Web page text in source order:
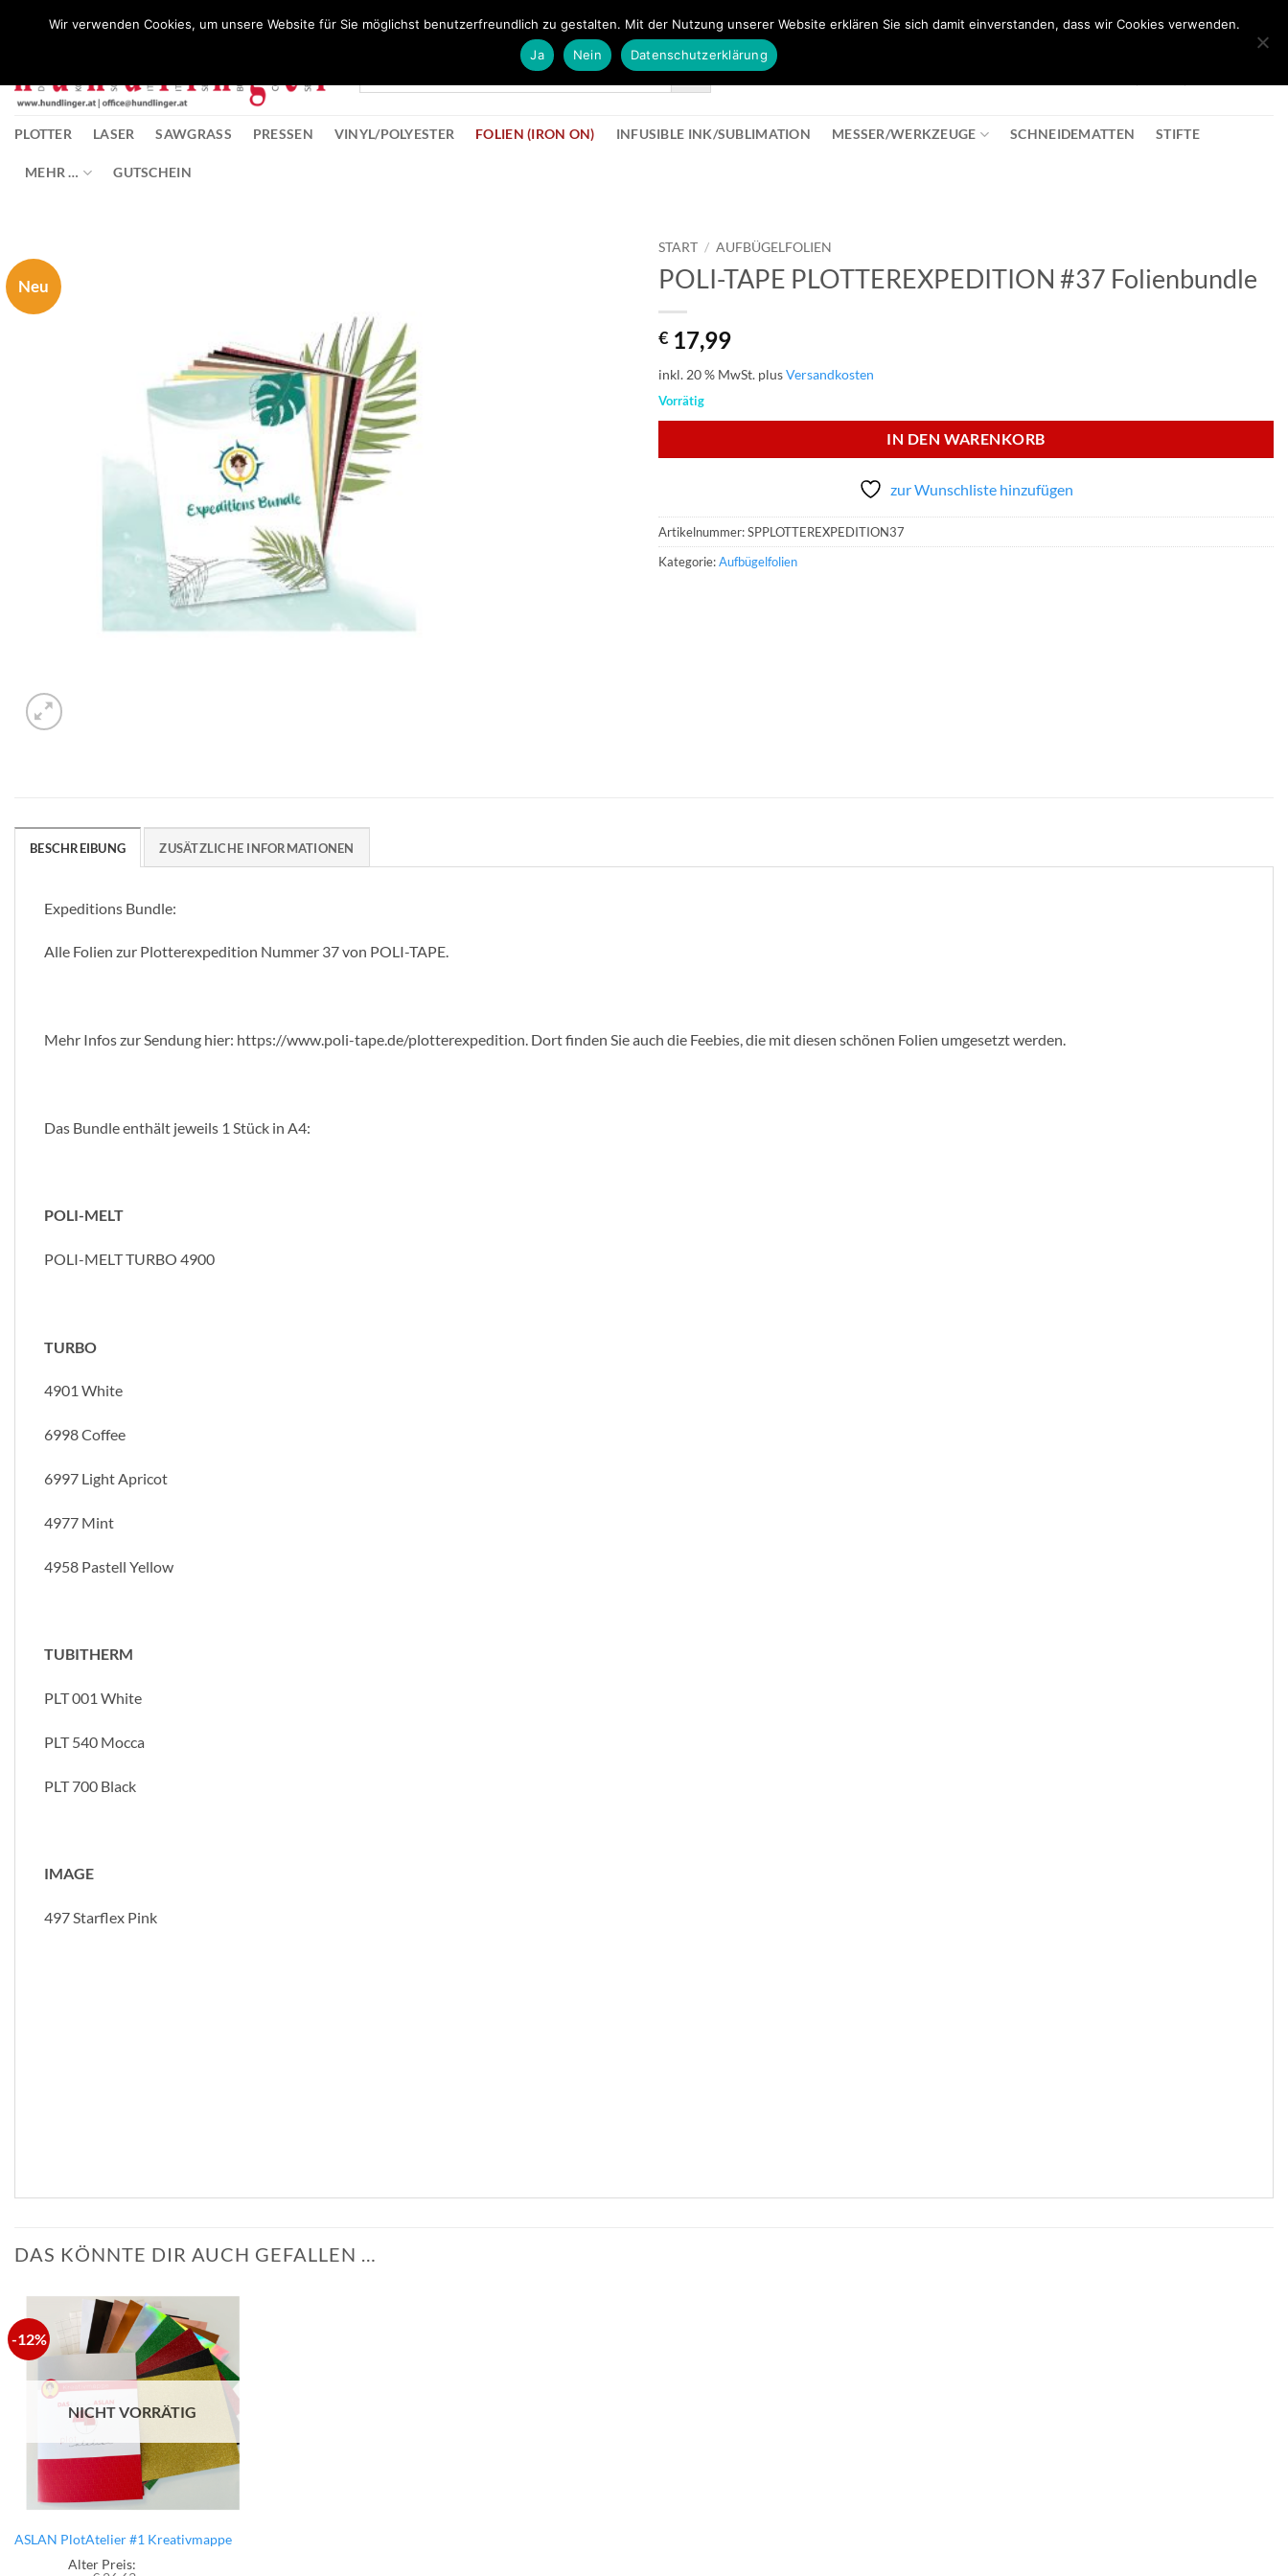
PLOTTER LASER SAWGRASS PRESSEN VINYL/POLYESTER FOLIEN (IRON ON) INFUSIBLE INK/SUBLIMATION MESSER/WERKZEUGE SCHNEIDEMATTEN STIFTE
MEHR … GUTSCHEIN
Neu
START / AUFBÜGELFOLIEN
POLI-TAPE PLOTTEREXPEDITION #37 Folienbundle
€ 17,99
inkl. 20 % MwSt. plusVersandkosten
Vorrätig
IN DEN WARENKORB
zur Wunschliste hinzufügen
Artikelnummer:SPPLOTTEREXPEDITION37
Kategorie:Aufbügelfolien
BESCHREIBUNG ZUSÄTZLICHE INFORMATIONEN
Expeditions Bundle:
Alle Folien zur Plotterexpedition Nummer 37 von POLI-TAPE.
Mehr Infos zur Sendung hier: https://www.poli-tape.de/plotterexpedition. Dort finden Sie auch die Feebies, die mit diesen schönen Folien umgesetzt werden.
Das Bundle enthält jeweils 1 Stück in A4:
POLI-MELT
POLI-MELT TURBO 4900
TURBO
4901 White
6998 Coffee
6997 Light Apricot
4977 Mint
4958 Pastell Yellow
TUBITHERM
PLT 001 White
PLT 540 Mocca
PLT 700 Black
IMAGE
497 Starflex Pink
DAS KÖNNTE DIR AUCH GEFALLEN …
-12%
zur
Wunschliste
hinzufügen
NICHT VORRÄTIG
ASLAN PlotAtelier #1 Kreativmappe
Alter Preis:
Wir verwenden Cookies, um unsere Website für Sie möglichst benutzerfreundlich zu gestalten. Mit der Nutzung unserer Website erklären Sie sich damit einverstanden, dass wir Cookies verwenden.
Ja
Nein Datenschutzerklärung